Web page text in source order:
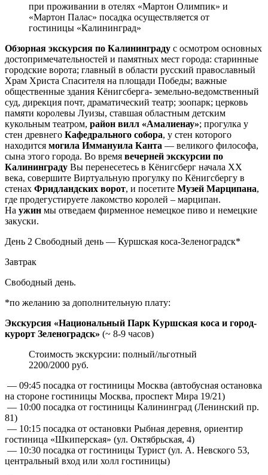
при проживании в отелях «Мартон Олимпик» и
«Мартон Палас» посадка осуществляется от
гостиницы «Калининград»
Обзорная экскурсия по Калининграду с осмотром основных
достопримечательностей и памятных мест города: старинные
городские ворота; главный в области русский православный
Храм Христа Спасителя на площади Победы; важные
общественные здания Кёнигсберга- земельно-ведомственный
суд, дирекция почт, драматический театр; зоопарк; церковь
памяти королевы Луизы, ставшая областным детским
кукольным театром, район вилл «Амалиенау»; прогулка у
стен древнего Кафедрального собора, у стен которого
находится могила Иммануила Канта — великого философа,
сына этого города. Во время вечерней экскурсии по
Калининграду Вы перенесетесь в Кёнигсберг начала XX
века, совершите Виртуальную прогулку по Кёнигсбергу в
стенах Фридландских ворот, и посетите Музей Марципана,
где продегустируете лакомство королей – марципан.
На ужин мы отведаем фирменное немецкое пиво и немецкие
закуски.
День 2 Свободный день — Куршская коса-Зеленоградск*
Завтрак
Свободный день.
*по желанию за дополнительную плату:
Экскурсия «Национальный Парк Куршская коса и город-
курорт Зеленоградск» (~ 8-9 часов)
Стоимость экскурсии: полный/льготный
2200/2000 руб.
— 09:45 посадка от гостиницы Москва (автобусная остановка
на стороне гостиницы Москва, проспект Мира 19/21)
— 10:00 посадка от гостиницы Калининград (Ленинский пр.
81)
— 10:15 посадка от остановки Рыбная деревня, ориентир
гостиница «Шкиперская» (ул. Октябрьская, 4)
— 10:30 посадка от гостиницы Турист (ул. А. Невского 53,
центральный вход или холл гостиницы)